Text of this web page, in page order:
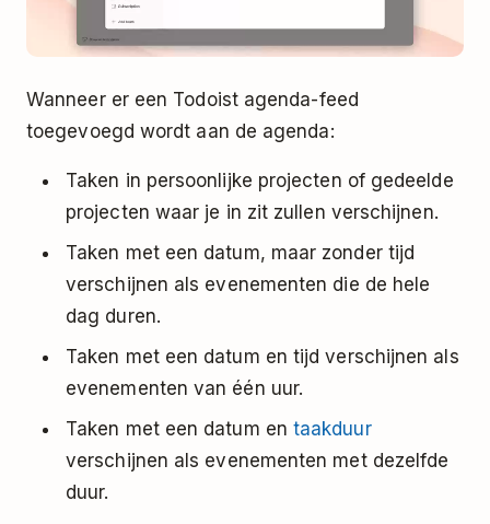
Wanneer er een Todoist agenda-feed
toegevoegd wordt aan de agenda:
Taken in persoonlijke projecten of gedeelde
projecten waar je in zit zullen verschijnen.
Taken met een datum, maar zonder tijd
verschijnen als evenementen die de hele
dag duren.
Taken met een datum en tijd verschijnen als
evenementen van één uur.
Taken met een datum en taakduur
verschijnen als evenementen met dezelfde
duur.